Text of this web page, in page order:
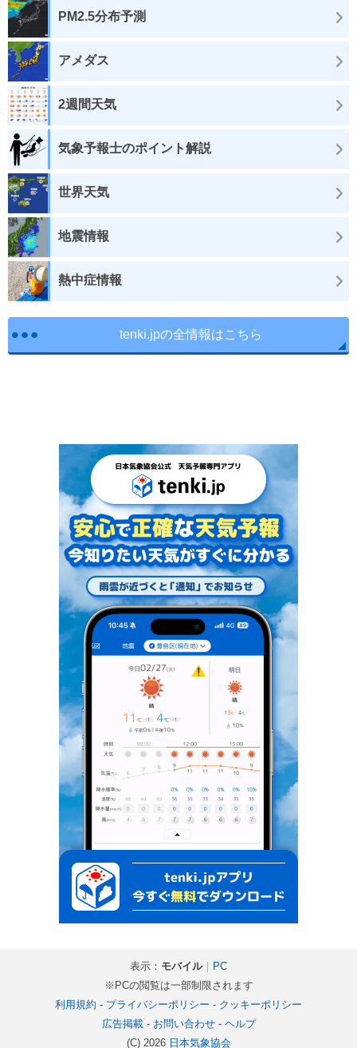
PM2.5分布予測
アメダス
2週間天気
気象予報士のポイント解説
世界天気
地震情報
熱中症情報
tenki.jpの全情報はこちら
表示： モバイル｜
PC
※PCの閲覧は一部制限されます
利用規約 - プライバシーポリシー - クッキーポリシー
広告掲載- お問い合わせ- ヘルプ
(C) 2026 日本気象協会